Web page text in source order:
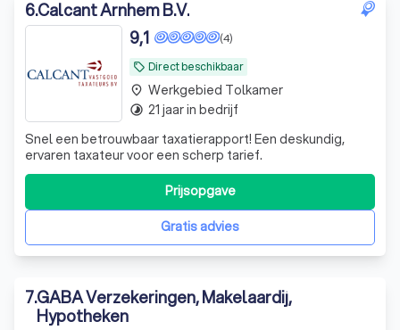
6.Calcant Arnhem B.V.
local_offer Direct beschikbaar
(4)
9,1
Snel een betrouwbaar taxatierapport! Een deskundig,
ervaren taxateur voor een scherp tarief.
Gratis advies
Prijsopgave
place Werkgebied Tolkamer
timelapse 21 jaar in bedrijf
7.GABA Verzekeringen, Makelaardij,
Hypotheken